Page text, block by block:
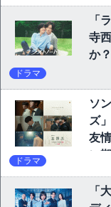
「
寺
か
ドラマ
ソ
ズ
友
に
ドラマ
「